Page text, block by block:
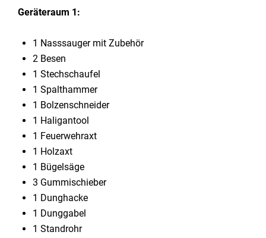
Geräteraum 1:
1 Nasssauger mit Zubehör
2 Besen
1 Stechschaufel
1 Spalthammer
1 Bolzenschneider
1 Haligantool
1 Feuerwehraxt
1 Holzaxt
1 Bügelsäge
3 Gummischieber
1 Dunghacke
1 Dunggabel
1 Standrohr